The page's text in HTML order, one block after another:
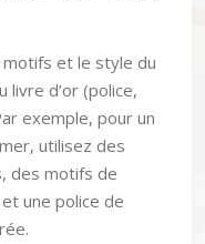
et le style du
livre d’or (police,
exemple, pour un
utilisez des
des motifs de
une police de